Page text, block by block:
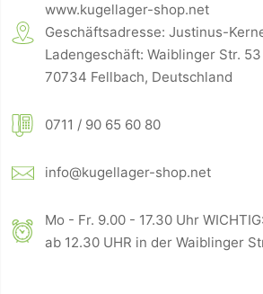
www.kugellager-shop.net
Geschäftsadresse: Justinus-
Ladengeschäft: Waiblinger Str. 53
70734 Fellbach, Deutschland
0711 / 90 65 60 80
info@kugellager-shop.net
Mo - Fr. 9.00 - 17.30 Uhr
ab 12.30 UHR in der Waiblinger